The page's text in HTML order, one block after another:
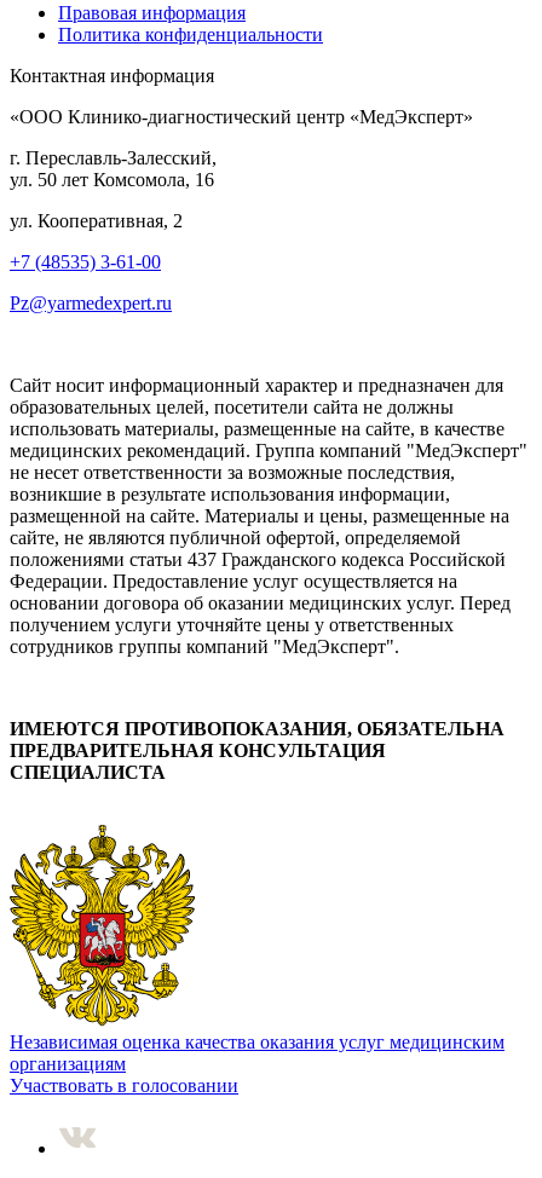
Правовая информация
Политика конфиденциальности
Контактная информация
«ООО Клинико-диагностический центр «МедЭксперт»
г. Переславль-Залесский,
ул. 50 лет Комсомола, 16
ул. Кооперативная, 2
+7 (48535) 3-61-00
Pz@yarmedexpert.ru
Сайт носит информационный характер и предназначен для
образовательных целей, посетители сайта не должны
использовать материалы, размещенные на сайте, в качестве
медицинских рекомендаций. Группа компаний "МедЭксперт"
не несет ответственности за возможные последствия,
возникшие в результате использования информации,
размещенной на сайте. Материалы и цены, размещенные на
сайте, не являются публичной офертой, определяемой
положениями статьи 437 Гражданского кодекса Российской
Федерации. Предоставление услуг осуществляется на
основании договора об оказании медицинских услуг. Перед
получением услуги уточняйте цены у ответственных
сотрудников группы компаний "МедЭксперт".
ИМЕЮТСЯ ПРОТИВОПОКАЗАНИЯ, ОБЯЗАТЕЛЬНА
ПРЕДВАРИТЕЛЬНАЯ КОНСУЛЬТАЦИЯ
СПЕЦИАЛИСТА
Независимая оценка качества оказания услуг медицинским
организациям
Участвовать в голосовании